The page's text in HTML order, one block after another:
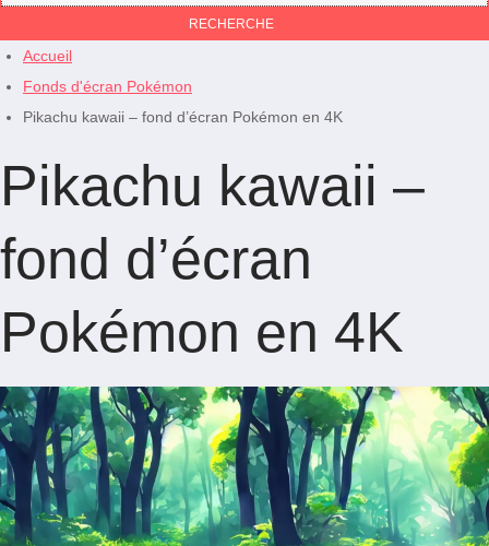
Accueil
Fonds d'écran Pokémon
Pikachu kawaii – fond d’écran Pokémon en 4K
Pikachu kawaii –
fond d’écran
Pokémon en 4K